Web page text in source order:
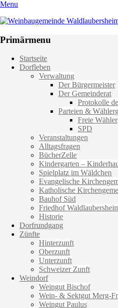
Menu
Weinbaugemeinde Waldlaubersheim
Primärmenu
Weiter
zum
Startseite
Dorfleben
Verwaltung
Der Bürgermeister
Der Gemeinderat
Protokolle
Parteien &
Freie
SPD
Veranstaltungen
Alltagsfragen
BücherZelle
Kindergarten –
Spielplatz im Wäldchen
Evangelische
Katholische
Bauhof Süd
Friedhof
Historie
Dorfrundgang
Zünfte
Hinterzunft
Oberzunft
Unterzunft
Schweizer Zunft
Weindorf
Weingut Bischof
Wein- & Sektgut Merg-
Weingut Paulus